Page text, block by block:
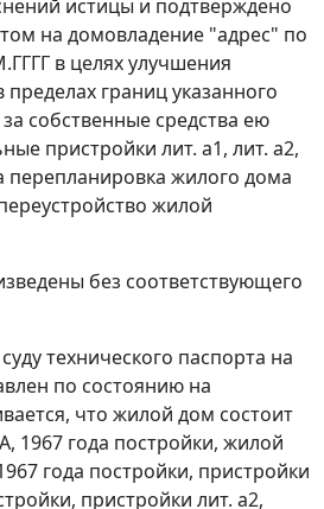
истицы и подтверждено
на домовладение "адрес" по
в целях улучшения
границ указанного
собственные средства ею
пристройки лит. а1, лит. а2,
перепланировка жилого дома
жилой
без соответствующего
технического паспорта на
по состоянию на
что жилой дом состоит
1967 года постройки, жилой
года постройки, пристройки
пристройки лит. а2,